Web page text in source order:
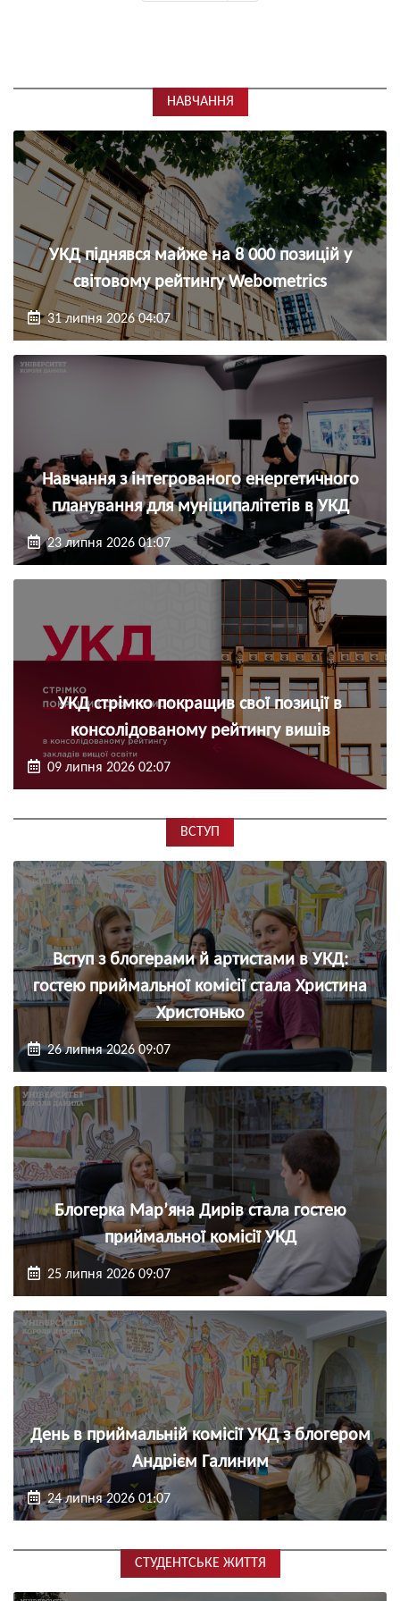
НАВЧАННЯ
УКД піднявся майже на 8 000 позицій у
світовому рейтингу Webometrics
31 липня 2026 04:07
Навчання з інтегрованого енергетичного
планування для муніципалітетів в УКД
23 липня 2026 01:07
УКД стрімко покращив свої позиції в
консолідованому рейтингу вишів
09 липня 2026 02:07
ВСТУП
Вступ з блогерами й артистами в УКД:
гостею приймальної комісії стала Христина
Христонько
26 липня 2026 09:07
Блогерка Мар’яна Дирів стала гостею
приймальної комісії УКД
25 липня 2026 09:07
День в приймальній комісії УКД з блогером
Андрієм Галиним
24 липня 2026 01:07
СТУДЕНТСЬКЕ ЖИТТЯ